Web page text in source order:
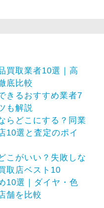
買取業者10選｜高
底比較
きるおすすめ業者7
も解説
らどこにする？同業
10選と査定のポイ
こがいい？失敗しな
取店ベスト10
10選｜ダイヤ・色
舗を比較